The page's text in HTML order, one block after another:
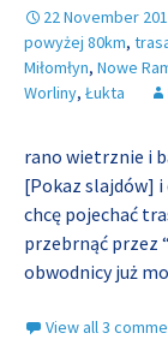
22 November
powyżej 80km,
Miłomłyn, Nowe
Worliny, Łukta
rano wietrznie i
[Pokaz slajdów]
chcę pojechać
przebrnąć przez
obwodnicy już
View all 3